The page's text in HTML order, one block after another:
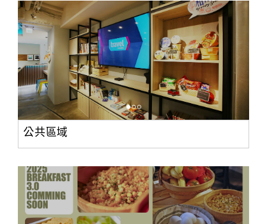
公共區域